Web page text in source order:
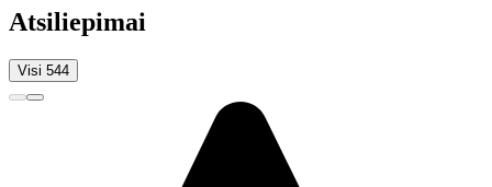
Atsiliepimai
Visi 544